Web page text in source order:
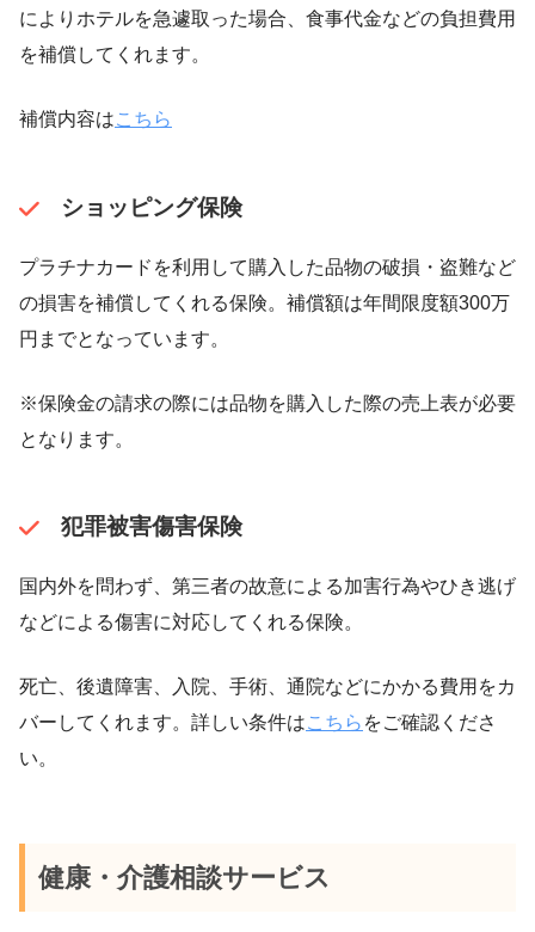
によりホテルを急遽取った場合、食事代金などの負担費用
を補償してくれます。
補償内容はこちら
ショッピング保険
プラチナカードを利用して購入した品物の破損・盗難など
の損害を補償してくれる保険。補償額は年間限度額300万
円までとなっています。
※保険金の請求の際には品物を購入した際の売上表が必要
となります。
犯罪被害傷害保険
国内外を問わず、第三者の故意による加害行為やひき逃げ
などによる傷害に対応してくれる保険。
死亡、後遺障害、入院、手術、通院などにかかる費用をカ
バーしてくれます。詳しい条件はこちら をご確認くださ
い。
健康・介護相談サービス